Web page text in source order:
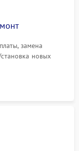
замена
новых
или двигателя
объектива